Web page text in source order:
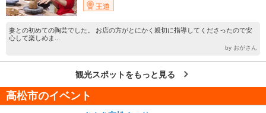
王道
妻との初めての陶芸でした。 お店の方がとにかく親切に指導してくださったので安
心して楽しめま...
by おがさん
観光スポットをもっと見る
高松市のイベント